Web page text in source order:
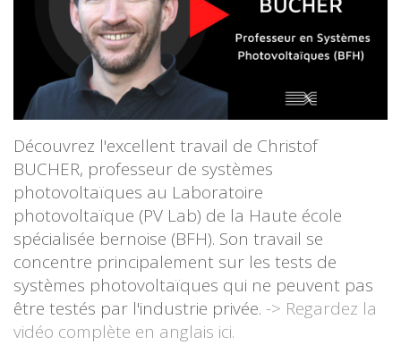
Découvrez l'excellent travail de Christof
BUCHER, professeur de systèmes
photovoltaïques au Laboratoire
photovoltaïque (PV Lab) de la Haute école
spécialisée bernoise (BFH). Son travail se
concentre principalement sur les tests de
systèmes photovoltaïques qui ne peuvent pas
être testés par l'industrie privée. -> Regardez la
vidéo complète en anglais ici.